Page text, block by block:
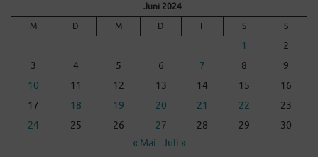
Juni 2024
M
D M D F S S
1
2
3
4 5 6 7 8
9
10
11 12 13 14 15
16
17
18 19 20 21 22
23
24
25 26 27 28 29
30
« Mai Juli »